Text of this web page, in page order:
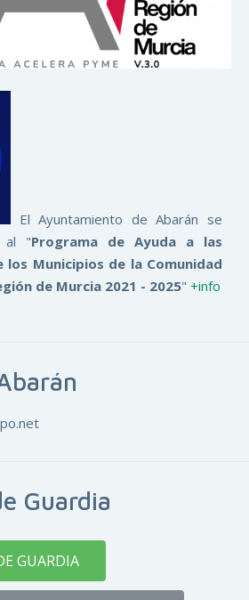
El Ayuntamiento de Abarán se
al "Programa de Ayuda a las
los Municipios de la Comunidad
de Murcia 2021 - 2025" +info
Guardia
GUARDIA